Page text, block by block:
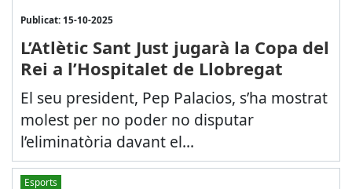
Publicat: 15-10-2025
L’Atlètic Sant Just jugarà la Copa del
Rei a l’Hospitalet de Llobregat
El seu president, Pep Palacios, s’ha mostrat
molest per no poder no disputar
l’eliminatòria davant el...
Esports